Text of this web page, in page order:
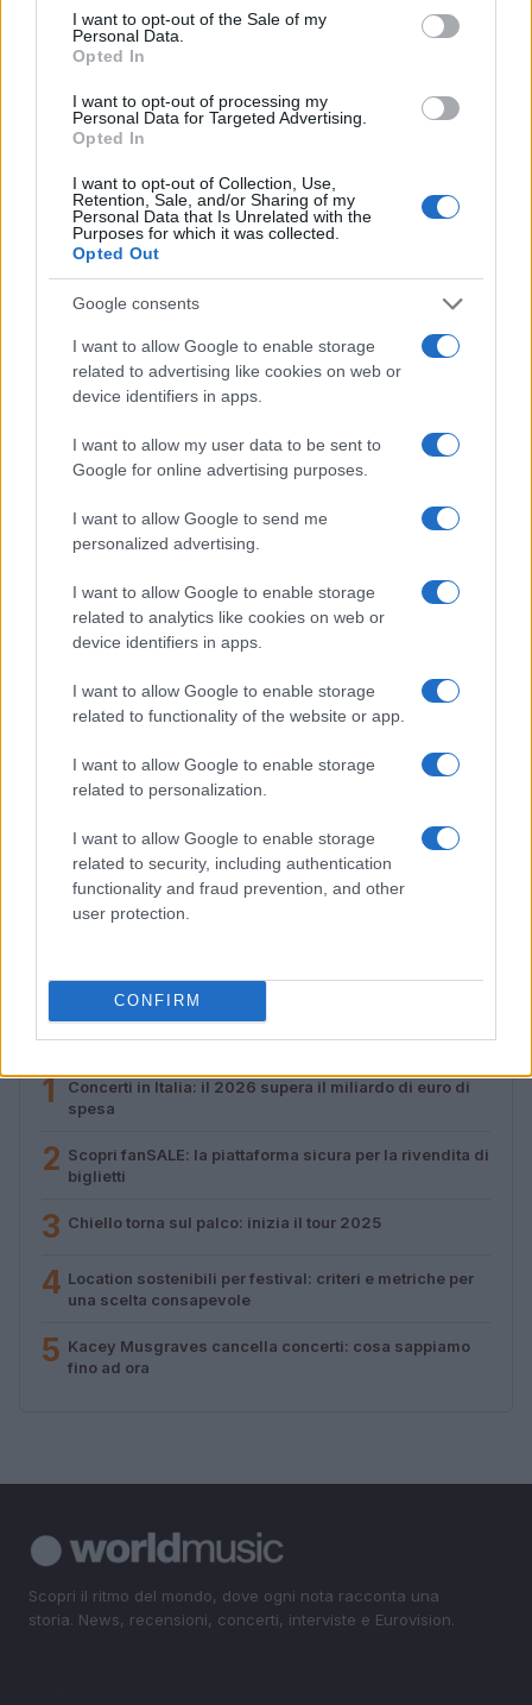
consent section.
I want to opt-out of the Sale of my
Personal Data.
Opted In
I want to opt-out of processing my
Personal Data for Targeted Advertising.
Opted In
I want to opt-out of Collection, Use,
Retention, Sale, and/or Sharing of my
Personal Data that Is Unrelated with the
Purposes for which it was collected.
Opted Out
Google consents
I want to allow Google to enable storage
related to advertising like cookies on web or
device identifiers in apps.
I want to allow my user data to be sent to
Google for online advertising purposes.
I want to allow Google to send me
personalized advertising.
I want to allow Google to enable storage
related to analytics like cookies on web or
device identifiers in apps.
I want to allow Google to enable storage
related to functionality of the website or app.
I want to allow Google to enable storage
related to personalization.
I want to allow Google to enable storage
related to security, including authentication
functionality and fraud prevention, and other
user protection.
CONFIRM
Valle d’Aosta: polemiche tra sindacato e istituzioni per
le supplenze scolastiche
Edoardo Marchesi · 5 Ago 2026
NEWS
Streaming vs vinile: differenze tra mastering,
dinamica e ritualità
NEWS
Location sostenibili per festival: criteri e metriche per
una scelta consapevole
1
Concerti in Italia: il 2026 supera il miliardo di euro di
spesa
2 Scopri fanSALE: la piattaforma sicura per la rivendita di
biglietti
3 Chiello torna sul palco: inizia il tour 2025
4 Location sostenibili per festival: criteri e metriche per
una scelta consapevole
5 Kacey Musgraves cancella concerti: cosa sappiamo
fino ad ora
Scopri il ritmo del mondo, dove ogni nota racconta una
storia. News, recensioni, concerti, interviste e Eurovision.